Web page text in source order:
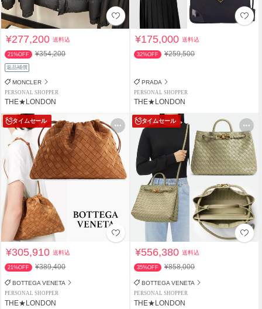
¥277,200送料込
21%OFF ¥354,200
返品補償
MONCLER
PERSONAL SHOPPER
THE★LONDON
¥175,000送料込
32%OFF ¥259,500
PRADA
PERSONAL SHOPPER
THE★LONDON
タイムセール
¥305,910送料込
21%OFF ¥389,400
BOTTEGA VENETA
PERSONAL SHOPPER
THE★LONDON
タイムセール
¥556,380送料込
35%OFF ¥858,000
BOTTEGA VENETA
PERSONAL SHOPPER
THE★LONDON